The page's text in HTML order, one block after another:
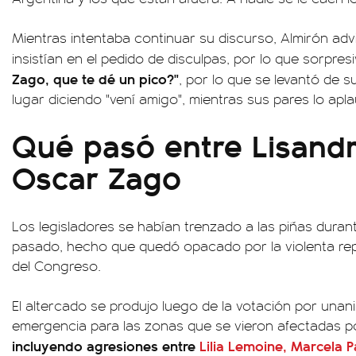
Mientras intentaba continuar su discurso, Almirón
insistían en el pedido de disculpas, por lo que
Zago, que te dé un pico?" , por lo que se levantó de
lugar diciendo "vení amigo", mientras sus pares lo
Qué pasó entre
Oscar Zago
Los legisladores se habían trenzado a las piñas
pasado, hecho que quedó opacado por la violenta
del Congreso.
El altercado se produjo luego de la votación por
emergencia para las zonas que se vieron afectadas
incluyendo agresiones entre Lilia Lemoine, Marcela